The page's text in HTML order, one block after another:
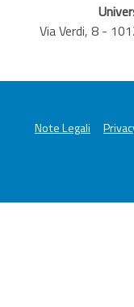
Via Verdi, 8 -
Note Legali